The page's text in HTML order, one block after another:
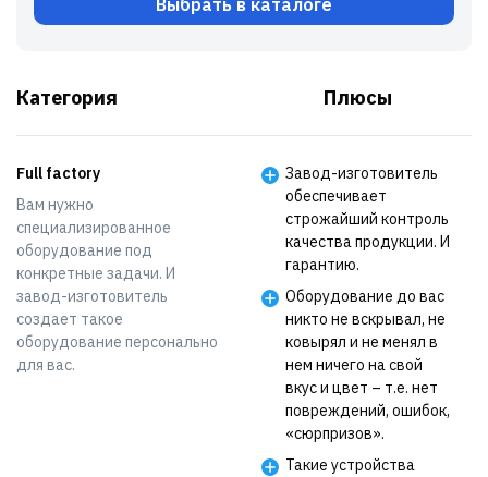
Выбрать в каталоге
Категория Плюсы
Full factory
Вам нужно
специализированное
оборудование под
конкретные задачи. И
завод-изготовитель
создает такое
оборудование персонально
для вас.
Завод-изготовитель
обеспечивает
строжайший контроль
качества продукции. И
гарантию.
Оборудование до вас
никто не вскрывал, не
ковырял и не менял в
нем ничего на свой
вкус и цвет – т.е. нет
повреждений, ошибок,
«сюрпризов».
Такие устройства